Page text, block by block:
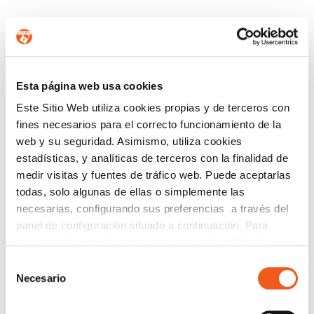
Esta página web usa cookies
Este Sitio Web utiliza cookies propias y de terceros con
fines necesarios para el correcto funcionamiento de la
web y su seguridad. Asimismo, utiliza cookies
estadísticas, y analíticas de terceros con la finalidad de
medir visitas y fuentes de tráfico web. Puede aceptarlas
todas, solo algunas de ellas o simplemente las
necesarias, configurando sus preferencias a través del
panel de configuración situado a continuación. Para
consultar nuestra política de cookies
política de cookies
Necesario
Nombre
Teléfono de contacto
e-mail
Provincia (opcional)